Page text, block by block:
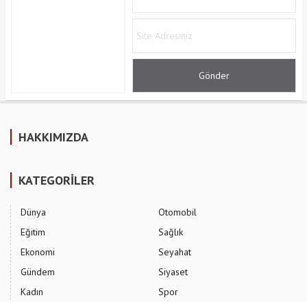
HAKKIMIZDA
KATEGORİLER
Dünya
Eğitim
Ekonomi
Gündem
Kadın
Otomobil
Sağlık
Seyahat
Siyaset
Spor